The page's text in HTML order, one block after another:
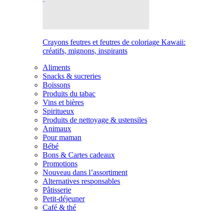
Crayons feutres et feutres de coloriage Kawaii:
créatifs, mignons, inspirants
Aliments
Snacks & sucreries
Boissons
Produits du tabac
Vins et bières
Spiritueux
Produits de nettoyage & ustensiles
Animaux
Pour maman
Bébé
Bons & Cartes cadeaux
Promotions
Nouveau dans l’assortiment
Alternatives responsables
Pâtisserie
Petit-déjeuner
Café & thé